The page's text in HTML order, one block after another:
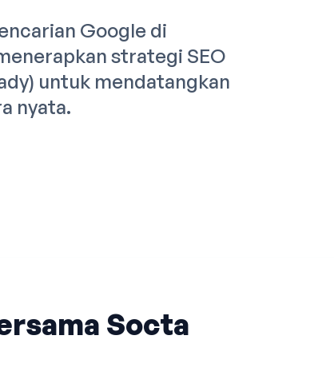
Google di
strategi SEO
untuk mendatangkan
nyata.
Socta